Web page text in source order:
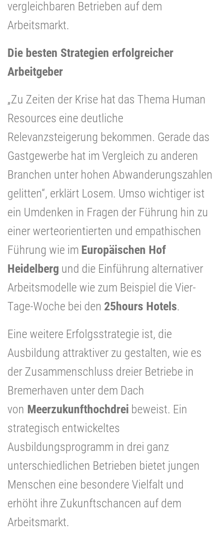
vergleichbaren Betrieben auf dem
Arbeitsmarkt.
Die besten Strategien erfolgreicher
Arbeitgeber
„Zu Zeiten der Krise hat das Thema Human
Resources eine deutliche
Relevanzsteigerung bekommen. Gerade das
Gastgewerbe hat im Vergleich zu anderen
Branchen unter hohen Abwanderungszahlen
gelitten“, erklärt Losem. Umso wichtiger ist
ein Umdenken in Fragen der Führung hin zu
einer werteorientierten und empathischen
Führung wie im Europäischen Hof
Heidelberg und die Einführung alternativer
Arbeitsmodelle wie zum Beispiel die Vier-
Tage-Woche bei den 25hours Hotels.
Eine weitere Erfolgsstrategie ist, die
Ausbildung attraktiver zu gestalten, wie es
der Zusammenschluss dreier Betriebe in
Bremerhaven unter dem Dach
von Meerzukunfthochdrei beweist. Ein
strategisch entwickeltes
Ausbildungsprogramm in drei ganz
unterschiedlichen Betrieben bietet jungen
Menschen eine besondere Vielfalt und
erhöht ihre Zukunftschancen auf dem
Arbeitsmarkt.